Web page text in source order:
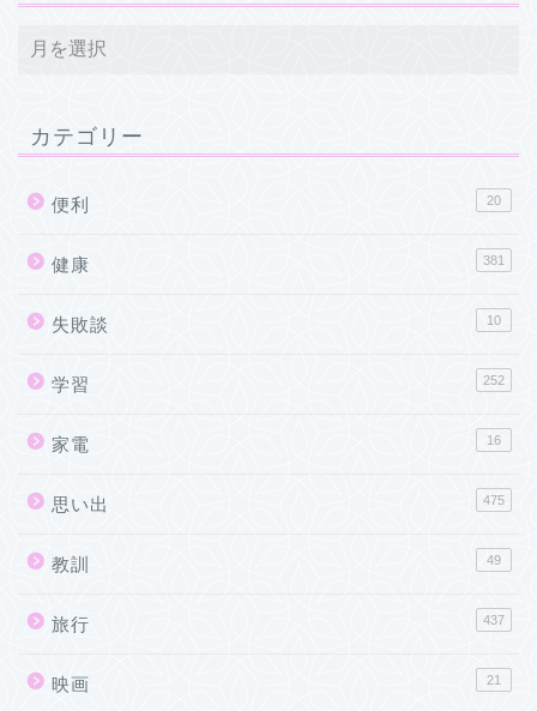
カテゴリー
便利 20
健康 381
失敗談 10
学習 252
家電 16
思い出 475
教訓 49
旅行 437
映画 21